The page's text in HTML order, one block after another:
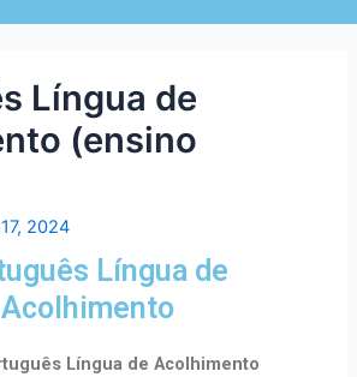
Língua de
(ensino
2024
Língua de
Acolhimento
Língua de Acolhimento